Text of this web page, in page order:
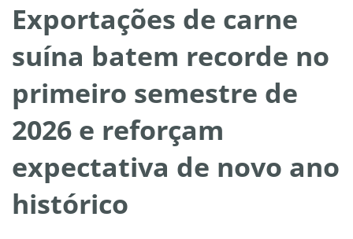
Exportações de carne
suína batem recorde no
primeiro semestre de
2026 e reforçam
expectativa de novo ano
histórico